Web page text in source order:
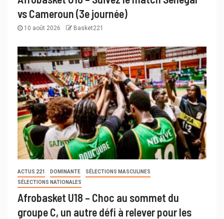
vs Cameroun (3e journée)
10 août 2026 Basket221
ACTUS 221 DOMINANTE
SÉLECTIONS MASCULINES
SÉLECTIONS NATIONALES
Afrobasket U18 – Choc au sommet du
groupe C, un autre défi à relever pour les